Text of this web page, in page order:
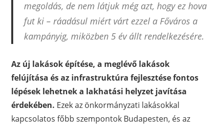
megoldás, de nem látjuk még azt, hogy ez hova
fut ki – ráadásul miért várt ezzel a Főváros a
kampányig, miközben 5 év állt rendelkezésére.
Az új lakások építése, a meglévő lakások
felújítása és az infrastruktúra fejlesztése fontos
lépések lehetnek a lakhatási helyzet javítása
érdekében. Ezek az önkormányzati lakásokkal
kapcsolatos főbb szempontok Budapesten, és az